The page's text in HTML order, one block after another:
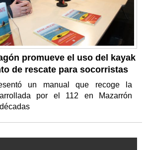
promueve el uso del kayak
de rescate para socorristas
un manual que recoge la
por el 112 en Mazarrón